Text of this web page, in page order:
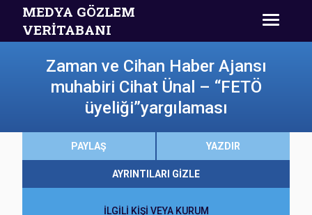
MEDYA GÖZLEM
VERİTABANI
Zaman ve Cihan Haber Ajansı
muhabiri Cihat Ünal – “FETÖ
üyeliği”yargılaması
PAYLAŞ YAZDIR
AYRINTILARI GİZLE
İLGİLİ KİŞİ VEYA KURUM